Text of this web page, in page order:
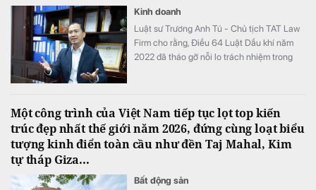
Kinh doanh
Luật sư Trương Anh Tú - Chủ tịch TAT Law
Firm cho rằng, Điều 64 Luật Dầu khí năm
2022 đã tháo gỡ nỗi lo trách nhiệm trong
gia tăng trữ lượng, điều cần thiết không chỉ
là "lá chắn pháp lý" mà còn là cơ chế chia
sẻ rủi ro.
Một công trình của Việt Nam tiếp tục lọt top kiến
trúc đẹp nhất thế giới năm 2026, đứng cùng loạt biểu
tượng kinh điển toàn cầu như đền Taj Mahal, Kim
tự tháp Giza...
Bất động sản